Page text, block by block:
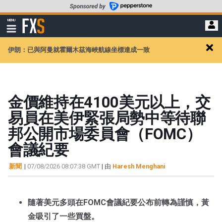
至
要
MENU
顯
示
航
FXStreet
伊朗：已與阿曼就霍爾木茲海峽航線坐標達成一致
alert
金價維持在4100美元以上，交
易員在美伊緊張局勢中等待聯
邦公開市場委員會（FOMC）
會議紀要
新聞 | 07/08/2026 08:07:38 GMT | 由 Haresh Menghani
隨著美元多頭在FOMC會議紀要公布前轉為謹慎，黃
金吸引了一些買盤。